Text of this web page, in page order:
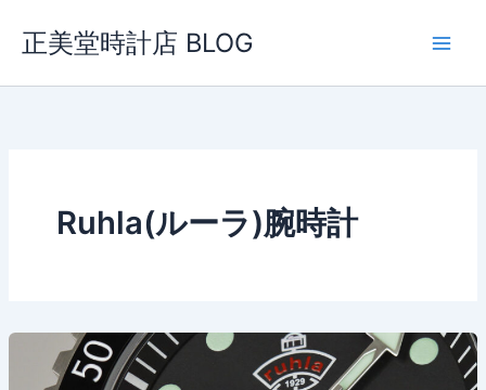
ス
正美堂時計店 BLOG
Ruhla(ルーラ)腕時計